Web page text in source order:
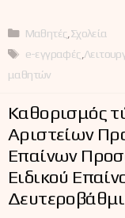
Κατηγορίες
Μαθητές Σχολεία
Ετικέτες
e-εγγραφές
μαθητών
Καθορισμός
Αριστείων
Επαίνων
Ειδικού